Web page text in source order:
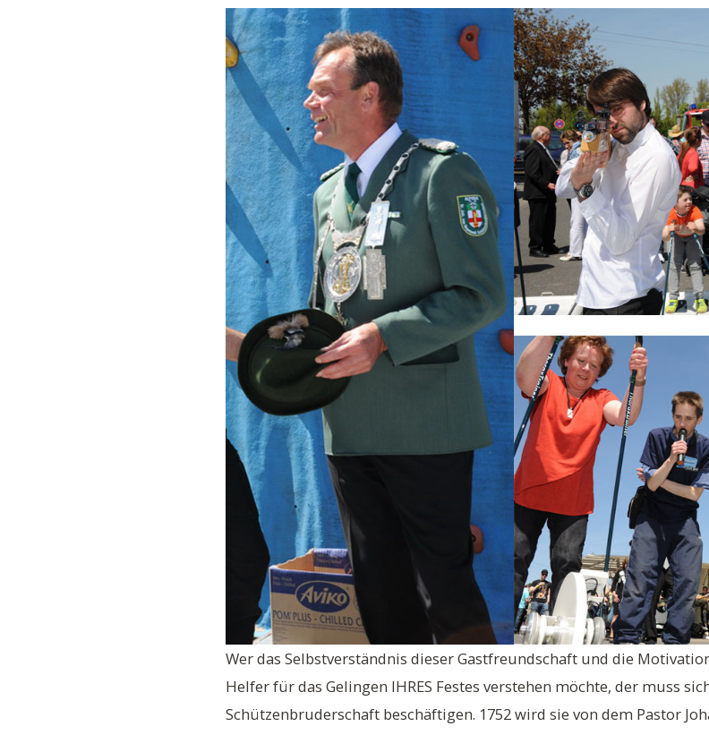
Wer das Selbstverständnis dieser Gastfreundschaft und die
Helfer für das Gelingen IHRES Festes verstehen möchte, der muss
Schützenbruderschaft beschäftigen. 1752 wird sie von dem Pastor